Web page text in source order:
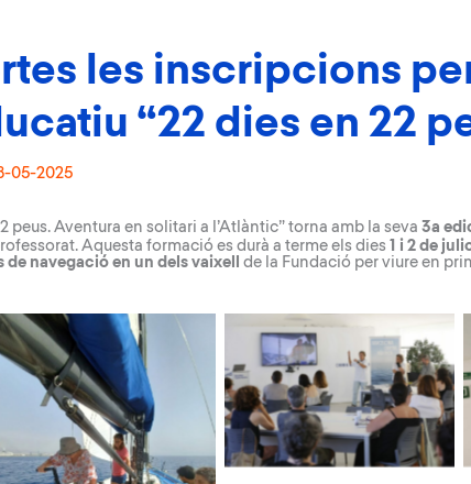
les inscripcions
“22 dies en 22
05-2025
peus. Aventura en solitari a l’Atlàntic” torna amb la seva 3a
Aquesta formació es durà a terme els dies 1 i 2 de
de navegació en un dels vaixell de la Fundació per viure en